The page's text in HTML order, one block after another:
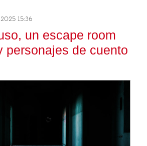
15:36
un escape room
personajes de cuento